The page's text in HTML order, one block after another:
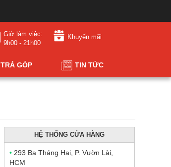
Giờ làm việc:
9h00 - 21h00
Khuyến mãi
TRẢ GÓP TIN TỨC
HỆ THỐNG CỬA HÀNG
• 293 Ba Tháng Hai, P. Vườn Lài,
HCM